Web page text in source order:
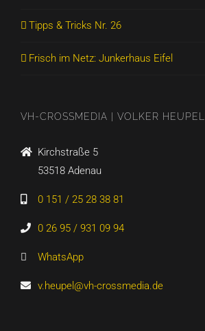
Tipps & Tricks Nr. 26
Frisch im Netz: Junkerhaus Eifel
VH-CROSSMEDIA | VOLKER HEUPEL
Kirchstraße 5
53518 Adenau
0 151 / 25 28 38 81
0 26 95 / 931 09 94
WhatsApp
v.heupel@vh-crossmedia.de